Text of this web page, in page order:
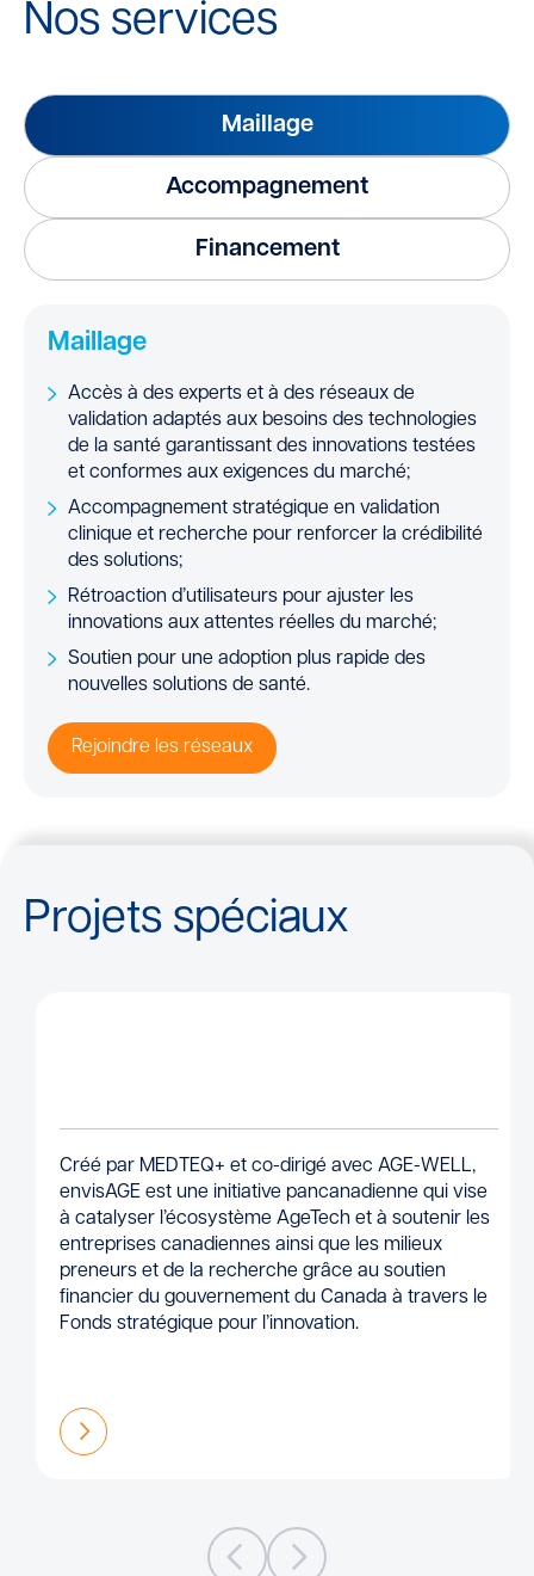
Nos services
Maillage
Accompagnement
Financement
Maillage
Accès à des experts et à des réseaux de
validation adaptés aux besoins des technologies
de la santé garantissant des innovations testées
et conformes aux exigences du marché;
Accompagnement stratégique en validation
clinique et recherche pour renforcer la crédibilité
des solutions;
Rétroaction d’utilisateurs pour ajuster les
innovations aux attentes réelles du marché;
Soutien pour une adoption plus rapide des
nouvelles solutions de santé.
Rejoindre les réseaux
Projets spéciaux
Créé par MEDTEQ+ et co-dirigé avec AGE-WELL,
envisAGE est une initiative pancanadienne qui vise
à catalyser l’écosystème AgeTech et à soutenir les
entreprises canadiennes ainsi que les milieux
preneurs et de la recherche grâce au soutien
financier du gouvernement du Canada à travers le
Fonds stratégique pour l’innovation.
En savoir plus